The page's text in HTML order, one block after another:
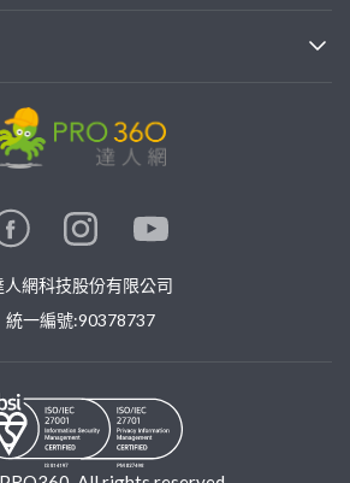
人網科技股份有限公司
統一編號:90378737